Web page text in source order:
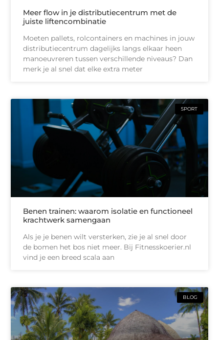
Meer flow in je distributiecentrum met de
juiste liftencombinatie
Moeten pallets, rolcontainers en machines in jouw
distributiecentrum dagelijks langs elkaar heen
manoeuvreren tussen verschillende niveaus? Dan
merk je al snel dat elke extra meter
SPORT
Benen trainen: waarom isolatie en functioneel
krachtwerk samengaan
Als je je benen wilt versterken, zie je al snel door
de bomen het bos niet meer. Bij Fitnesskoerier.nl
vind je een breed scala aan
BLOG